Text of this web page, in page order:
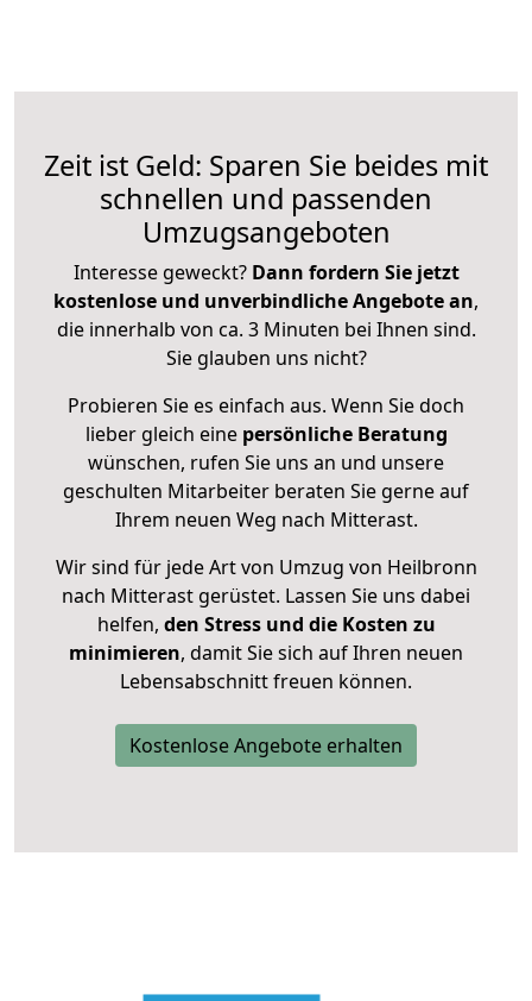
Zeit ist Geld: Sparen Sie beides mit
schnellen und passenden
Umzugsangeboten
Interesse geweckt? Dann fordern Sie jetzt
kostenlose und unverbindliche Angebote an,
die innerhalb von ca. 3 Minuten bei Ihnen sind.
Sie glauben uns nicht?
Probieren Sie es einfach aus. Wenn Sie doch
lieber gleich eine persönliche Beratung
wünschen, rufen Sie uns an und unsere
geschulten Mitarbeiter beraten Sie gerne auf
Ihrem neuen Weg nach Mitterast.
Wir sind für jede Art von Umzug von Heilbronn
nach Mitterast gerüstet. Lassen Sie uns dabei
helfen, den Stress und die Kosten zu
minimieren, damit Sie sich auf Ihren neuen
Lebensabschnitt freuen können.
Kostenlose Angebote erhalten